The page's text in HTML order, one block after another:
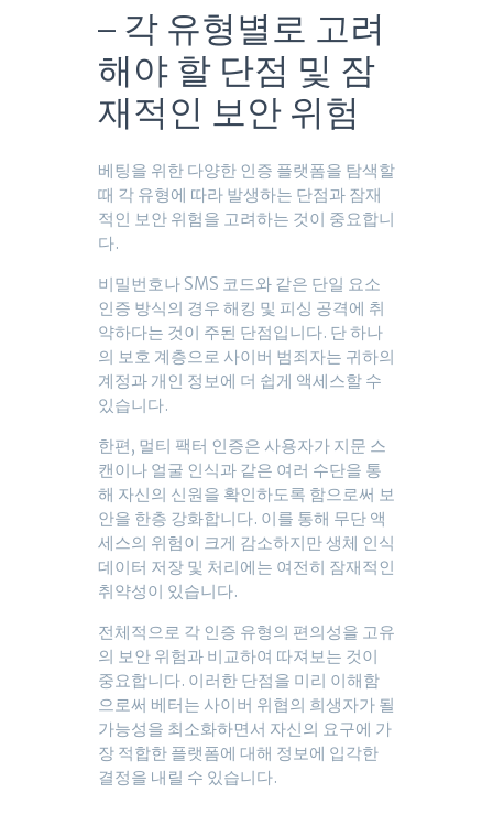
– 각 유형별로 고려
해야 할 단점 및 잠
재적인 보안 위험
베팅을 위한 다양한 인증 플랫폼을 탐색할
때 각 유형에 따라 발생하는 단점과 잠재
적인 보안 위험을 고려하는 것이 중요합니
다.
비밀번호나 SMS 코드와 같은 단일 요소
인증 방식의 경우 해킹 및 피싱 공격에 취
약하다는 것이 주된 단점입니다. 단 하나
의 보호 계층으로 사이버 범죄자는 귀하의
계정과 개인 정보에 더 쉽게 액세스할 수
있습니다.
한편, 멀티 팩터 인증은 사용자가 지문 스
캔이나 얼굴 인식과 같은 여러 수단을 통
해 자신의 신원을 확인하도록 함으로써 보
안을 한층 강화합니다. 이를 통해 무단 액
세스의 위험이 크게 감소하지만 생체 인식
데이터 저장 및 처리에는 여전히 잠재적인
취약성이 있습니다.
전체적으로 각 인증 유형의 편의성을 고유
의 보안 위험과 비교하여 따져보는 것이
중요합니다. 이러한 단점을 미리 이해함
으로써 베터는 사이버 위협의 희생자가 될
가능성을 최소화하면서 자신의 요구에 가
장 적합한 플랫폼에 대해 정보에 입각한
결정을 내릴 수 있습니다.